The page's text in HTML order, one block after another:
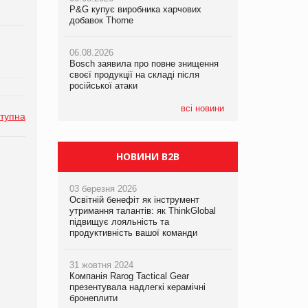
P&G купує виробника харчових
добавок Thorne
06.08.2026
Bosch заявила про повне знищення
своєї продукції на складі після
російської атаки
всі новини
у VARUS з’явилися новинки від ТМ
ТОКЕРИ
Сергій Лісунов про заморожені
P&G купує виробника харчових
добавок Thorne
06.08.2026
Bosch заявила про повне знищення
своєї продукції на складі після
російської атаки
НОВИНИ B2B
03 березня 2026
Освітній бенефіт як інструмент
утримання талантів: як ThinkGlobal
підвищує лояльність та
продуктивність вашої команди
31 жовтня 2024
Компанія Rarog Tactical Gear
презентувала надлегкі керамічні
бронеплити